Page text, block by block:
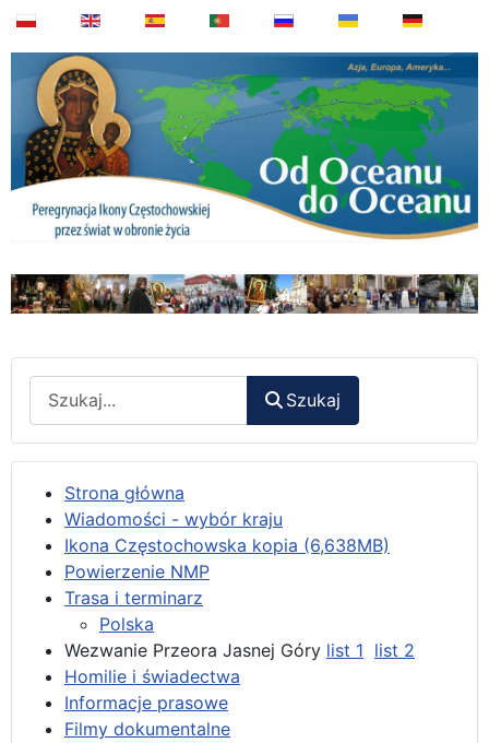
Szukaj
Strona główna
Wiadomości - wybór kraju
Ikona Częstochowska kopia (6,638MB)
Powierzenie NMP
Trasa i terminarz
Polska
Wezwanie Przeora Jasnej Góry list 1 list 2
Homilie i świadectwa
Informacje prasowe
Filmy dokumentalne